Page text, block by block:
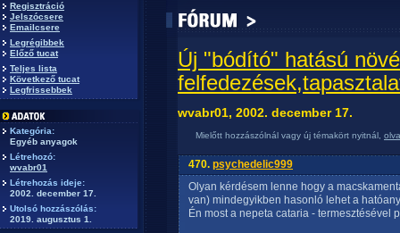
Regisztráció
Jelszócsere
Emailcsere
Legrégibbek
Előző tucat
Teljes lista
Következő tucat
Legfrissebbek
Kategória:
Egyéb anyagok
Létrehozó:
wvabr01
Létrehozás ideje:
2002. december 17.
Utolsó hozzászólás:
2019. augusztus 1.
Új "bódító" hatású
wvabr01, 2002. december 17.
Mielőtt hozzászólnál vagy új témakört nyitnál,
470. psychedelic999
Olyan kérdésem lenne hogy a
van) mindegyikben hasonló lehet a
Én most a nepeta cataria - termesztésével